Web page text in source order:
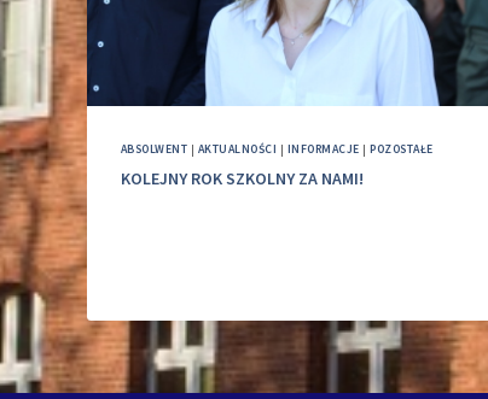
ABSOLWENT | AKTUALNOŚCI | INFORMACJE |POZOSTAŁE
KOLEJNY ROK SZKOLNY ZA NAMI!